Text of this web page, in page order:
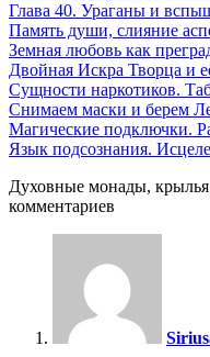
Глава 40. Ураганы и
Память души, слияние
Земная любовь как
Двойная Искра Творца и
Сущности наркотиков.
Снимаем маски и берем
Магические подключки.
Язык подсознания.
Духовные монады,
комментариев